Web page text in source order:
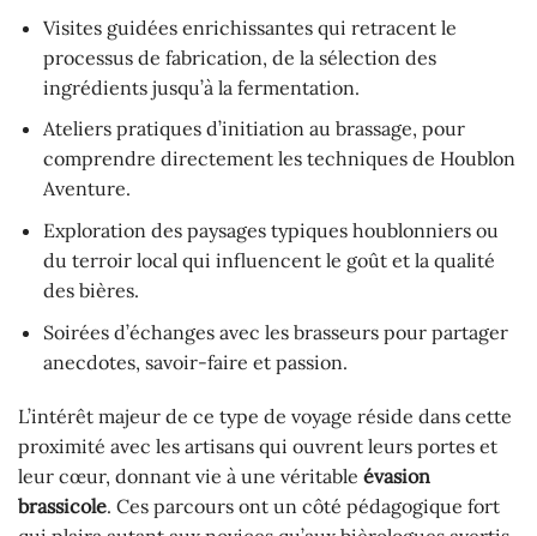
Visites guidées enrichissantes qui retracent le
processus de fabrication, de la sélection des
ingrédients jusqu’à la fermentation.
Ateliers pratiques d’initiation au brassage, pour
comprendre directement les techniques de Houblon
Aventure.
Exploration des paysages typiques houblonniers ou
du terroir local qui influencent le goût et la qualité
des bières.
Soirées d’échanges avec les brasseurs pour partager
anecdotes, savoir-faire et passion.
L’intérêt majeur de ce type de voyage réside dans cette
proximité avec les artisans qui ouvrent leurs portes et
leur cœur, donnant vie à une véritable évasion
brassicole. Ces parcours ont un côté pédagogique fort